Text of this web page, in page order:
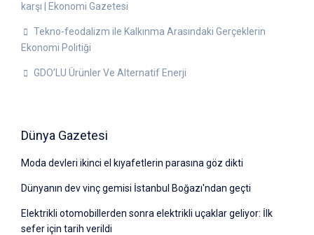
karşı | Ekonomi Gazetesi
Tekno-feodalizm ile Kalkınma Arasındaki Gerçeklerin
Ekonomi Politiği
GDO’LU Ürünler Ve Alternatif Enerji
Dünya Gazetesi
Moda devleri ikinci el kıyafetlerin parasına göz dikti
Dünyanın dev vinç gemisi İstanbul Boğazı'ndan geçti
Elektrikli otomobillerden sonra elektrikli uçaklar geliyor: İlk
sefer için tarih verildi